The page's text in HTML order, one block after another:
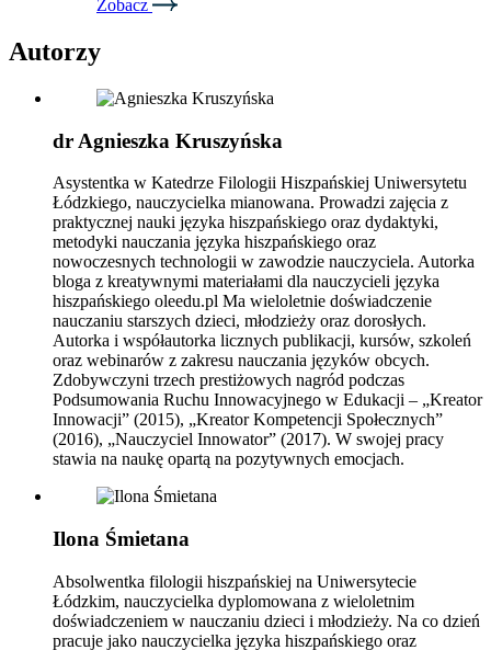
Zobacz
Autorzy
dr Agnieszka Kruszyńska
Asystentka w Katedrze Filologii Hiszpańskiej Uniwersytetu
Łódzkiego, nauczycielka mianowana. Prowadzi zajęcia z
praktycznej nauki języka hiszpańskiego oraz dydaktyki,
metodyki nauczania języka hiszpańskiego oraz
nowoczesnych technologii w zawodzie nauczyciela. Autorka
bloga z kreatywnymi materiałami dla nauczycieli języka
hiszpańskiego oleedu.pl Ma wieloletnie doświadczenie
nauczaniu starszych dzieci, młodzieży oraz dorosłych.
Autorka i współautorka licznych publikacji, kursów, szkoleń
oraz webinarów z zakresu nauczania języków obcych.
Zdobywczyni trzech prestiżowych nagród podczas
Podsumowania Ruchu Innowacyjnego w Edukacji – „Kreator
Innowacji” (2015), „Kreator Kompetencji Społecznych”
(2016), „Nauczyciel Innowator” (2017). W swojej pracy
stawia na naukę opartą na pozytywnych emocjach.
Ilona Śmietana
Absolwentka filologii hiszpańskiej na Uniwersytecie
Łódzkim, nauczycielka dyplomowana z wieloletnim
doświadczeniem w nauczaniu dzieci i młodzieży. Na co dzień
pracuje jako nauczycielka języka hiszpańskiego oraz